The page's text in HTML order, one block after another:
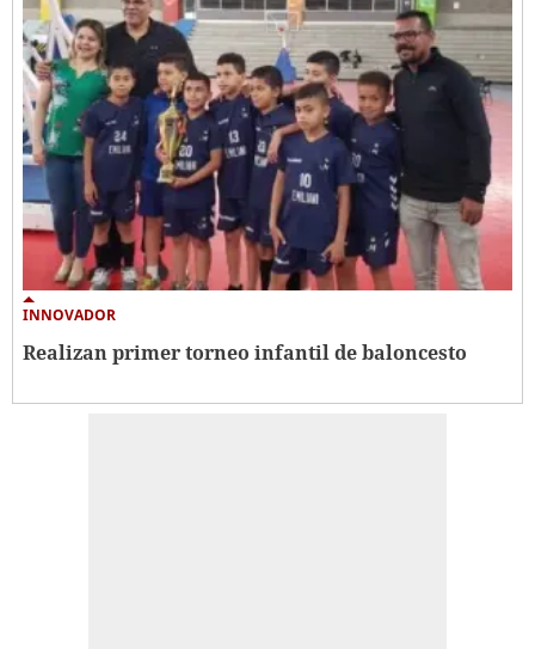
INNOVADOR
Realizan primer torneo infantil de baloncesto